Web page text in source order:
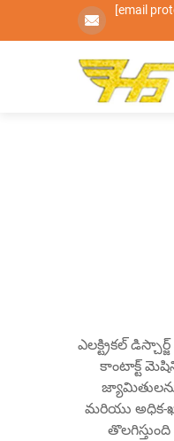
[email
ఎలక్ట్రికల్
కాంటాక్ట్
మరియు అధిక-